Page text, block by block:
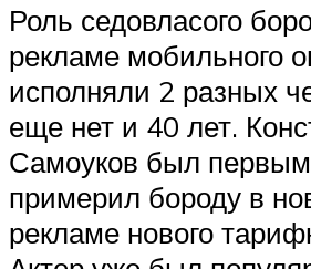
Роль седовласого
рекламе мобильного
исполняли 2 разных
еще нет и 40 лет.
Самоуков был
примерил бороду в
рекламе нового